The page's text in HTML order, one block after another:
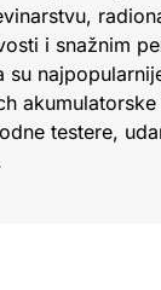
i snažnim
su
testere,